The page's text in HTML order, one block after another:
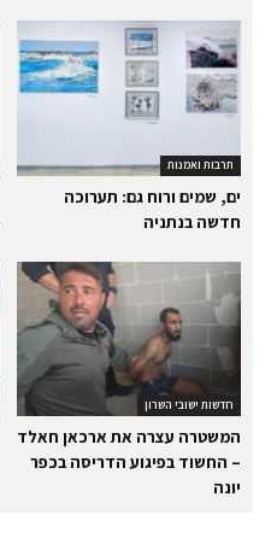
תרבות ואמנות
ים, שמים ורוח גם: תערוכה
חדשה בנתניה
חדשות ישובי השרון
המשטרה עצרה את ארכאן חאלד
– החשוד בפיגוע הדריסה בכפר
יונה